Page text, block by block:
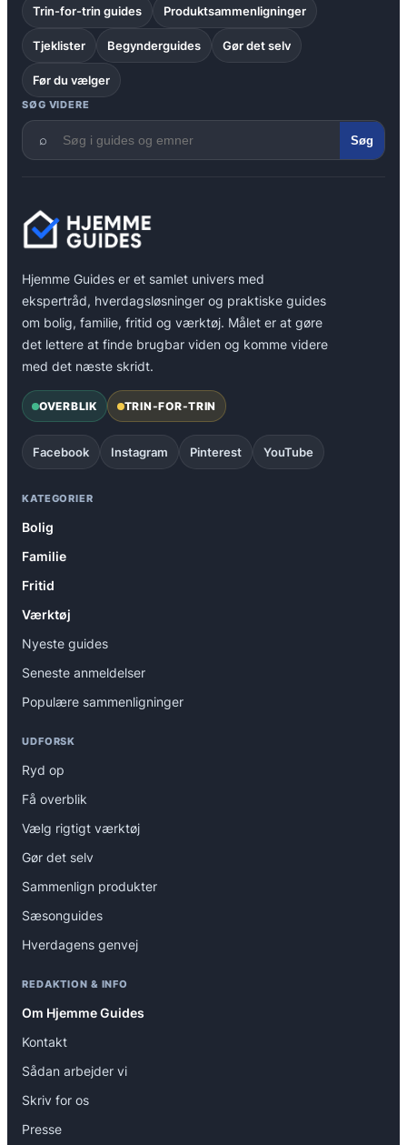
Trin-for-trin guides Produktsammenligninger
Tjeklister Begynderguides Gør det selv
Før du vælger
SØG VIDERE
⌕ Søg
Hjemme Guides er et samlet univers med
ekspertråd, hverdagsløsninger og praktiske guides
om bolig, familie, fritid og værktøj. Målet er at gøre
det lettere at finde brugbar viden og komme videre
med det næste skridt.
OVERBLIK TRIN-FOR-TRIN
Facebook Instagram Pinterest YouTube
KATEGORIER
Bolig
Familie
Fritid
Værktøj
Nyeste guides
Seneste anmeldelser
Populære sammenligninger
UDFORSK
Ryd op
Få overblik
Vælg rigtigt værktøj
Gør det selv
Sammenlign produkter
Sæsonguides
Hverdagens genvej
REDAKTION & INFO
Om Hjemme Guides
Kontakt
Sådan arbejder vi
Skriv for os
Presse